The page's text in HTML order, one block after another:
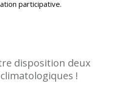
participative.
disposition deux
!